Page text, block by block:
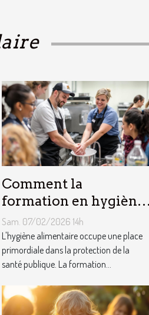
Comment la
formation en hygiène
alimentaire influence-
t-elle la sécurité des
consommateurs ?
Sam. 07/02/2026 14h
L'hygiène alimentaire occupe une place
primordiale dans la protection de la
santé publique. La formation...